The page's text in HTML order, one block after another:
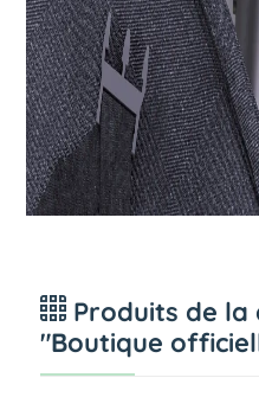
Produits de la
"Boutique